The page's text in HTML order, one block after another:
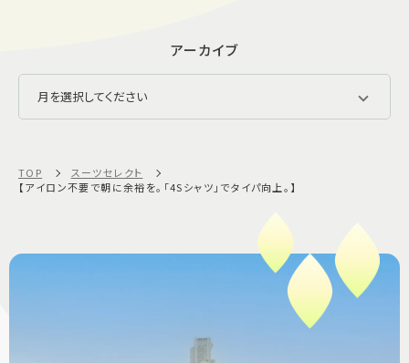
アーカイブ
TOP
スーツセレクト
【アイロン不要で朝に余裕を。「4Sシャツ」でタイパ向上。】